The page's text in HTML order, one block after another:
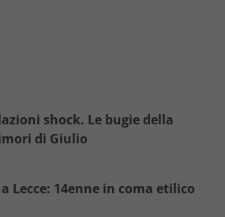
shock. Le bugie della
di Giulio
Lecce: 14enne in coma etilico